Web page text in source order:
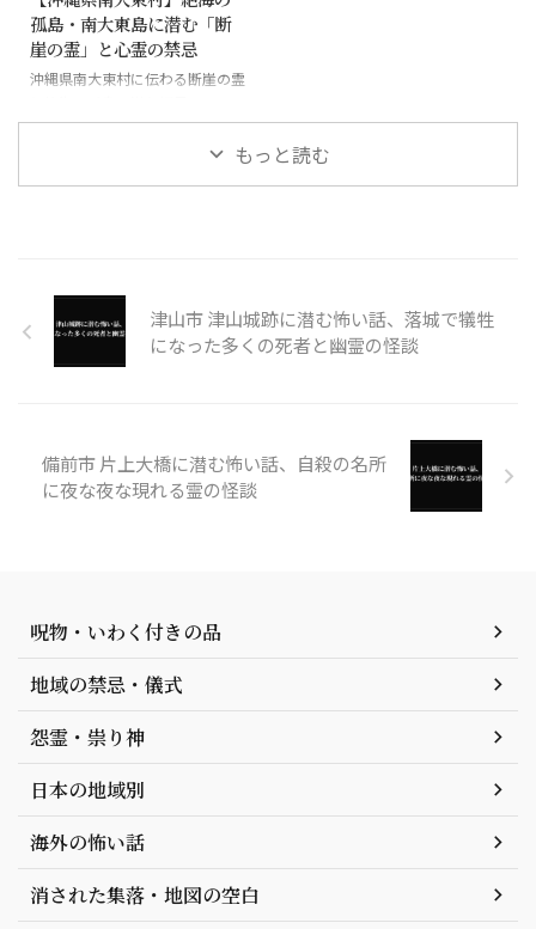
孤島・南大東島に潜む「断
崖の霊」と心霊の禁忌
沖縄県南大東村に伝わる断崖の霊
もっと読む
津山市 津山城跡に潜む怖い話、落城で犠牲
になった多くの死者と幽霊の怪談
備前市 片上大橋に潜む怖い話、自殺の名所
に夜な夜な現れる霊の怪談
呪物・いわく付きの品
地域の禁忌・儀式
怨霊・祟り神
日本の地域別
海外の怖い話
消された集落・地図の空白